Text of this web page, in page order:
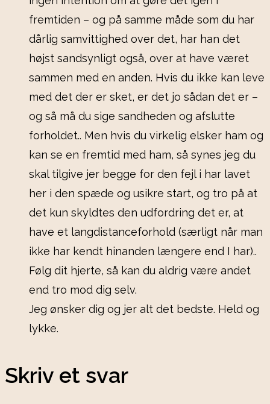
fremtiden – og på samme måde som du har
dårlig samvittighed over det, har han det
højst sandsynligt også, over at have været
sammen med en anden. Hvis du ikke kan leve
med det der er sket, er det jo sådan det er –
og så må du sige sandheden og afslutte
forholdet.. Men hvis du virkelig elsker ham og
kan se en fremtid med ham, så synes jeg du
skal tilgive jer begge for den fejl i har lavet
her i den spæde og usikre start, og tro på at
det kun skyldtes den udfordring det er, at
have et langdistanceforhold (særligt når man
ikke har kendt hinanden længere end I har)..
Følg dit hjerte, så kan du aldrig være andet
end tro mod dig selv.
Jeg ønsker dig og jer alt det bedste. Held og
lykke.
Skriv et svar